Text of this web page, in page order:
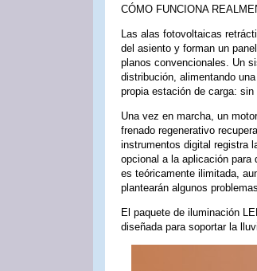
CÓMO FUNCIONA
Las alas fotovoltaicas
del asiento y forman un
planos convencionales. Un
distribución, alimentando
propia estación de carga:
Una vez en marcha, un
frenado regenerativo
instrumentos digital registra
opcional a la aplicación
es teóricamente ilimitada,
plantearán algunos
El paquete de iluminación
diseñada para soportar la